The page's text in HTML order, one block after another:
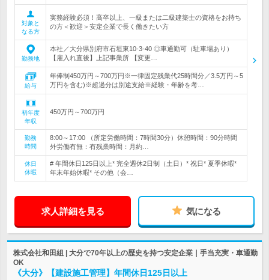
対象と
なる方
実務経験必須！高卒以上、一級または二級建築士の資格をお持ち
の方＜歓迎＞安定企業で長く働きたい方
勤務地
本社／大分県別府市石垣東10-3-40 ◎車通勤可（駐車場あり）
【雇入れ直後】上記事業所 【変更…
給与
年俸制450万円～700万円※一律固定残業代25時間分／3.5万円～5
万円を含む)※超過分は別途支給※経験・年齢を考…
初年度
年収
450万円～700万円
勤務
時間
8:00～17:00 （所定労働時間：7時間30分）休憩時間：90分時間
外労働有無：有残業時間：月約…
休日
休暇
# 年間休日125日以上* 完全週休2日制（土日）* 祝日* 夏季休暇*
年末年始休暇* その他（会…
求人詳細を見る 気になる
株式会社和田組 | 大分で70年以上の歴史を持つ安定企業｜手当充実・車通勤
OK
《大分》【建設施工管理】年間休日125日以上